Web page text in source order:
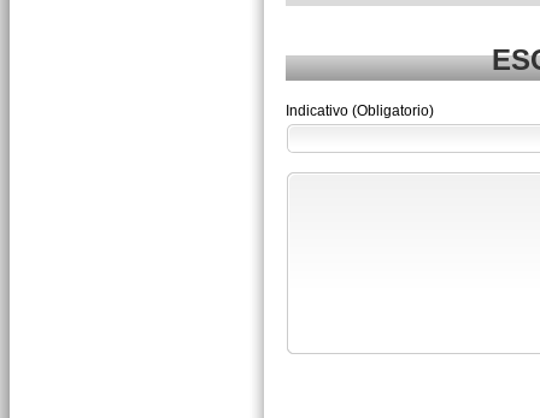
Indicativo (Obligatorio)